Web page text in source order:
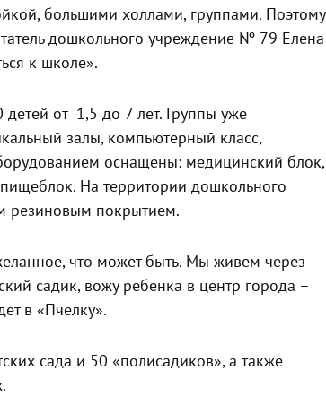
большими холлами, группами. Поэтому
дошкольного учреждение № 79 Елена
к школе».
от 1,5 до 7 лет. Группы уже
залы, компьютерный класс,
оснащены: медицинский блок,
На территории дошкольного
резиновым покрытием.
что может быть. Мы живем через
садик, вожу ребенка в центр города –
в «Пчелку».
сада и 50 «полисадиков», а также